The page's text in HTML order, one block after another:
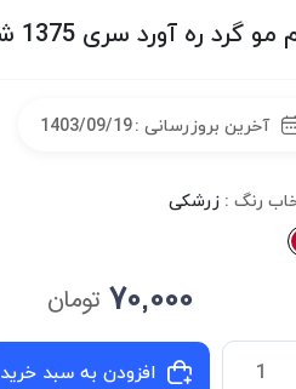
گرد ره آورد سری 1375 شماره 4
آخرین بروزرسانی :1403/09/19
رنگ : زرشکی
70,000 تومان
افزودن به سبد خرید